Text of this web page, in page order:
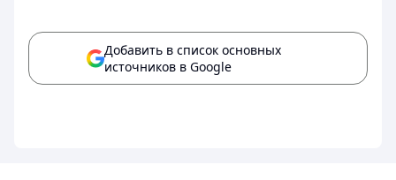
Добавить в список основных
источников в Google